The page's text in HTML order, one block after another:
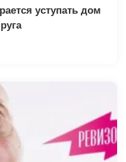
уступать дом